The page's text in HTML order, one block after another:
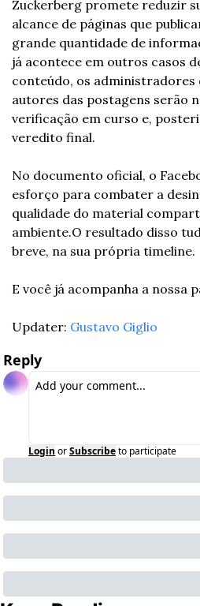
Zuckerberg promete reduzir
alcance de páginas que
grande quantidade de
já acontece em outros casos
conteúdo, os administradores
autores das postagens serão
verificação em curso e,
veredito final.
No documento oficial, o
esforço para combater a
qualidade do material
ambiente.O resultado disso
breve, na sua própria timeline.
E você já acompanha a nossa
Updater: Gustavo Giglio
Reply
Login orSubscribeto participate